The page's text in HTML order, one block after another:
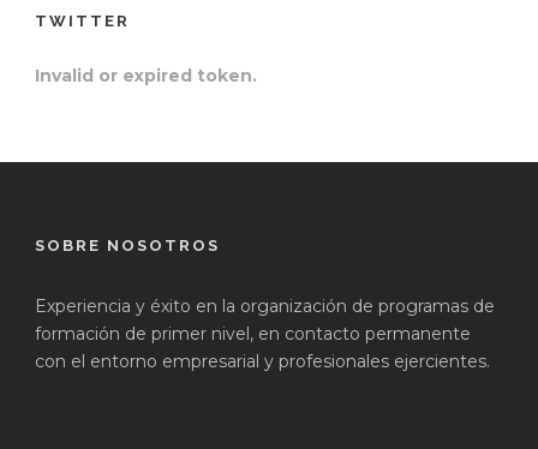
TWITTER
Invalid or expired token.
SOBRE NOSOTROS
Experiencia y éxito en la organización de programas de
formación de primer nivel, en contacto permanente
con el entorno empresarial y profesionales ejercientes.